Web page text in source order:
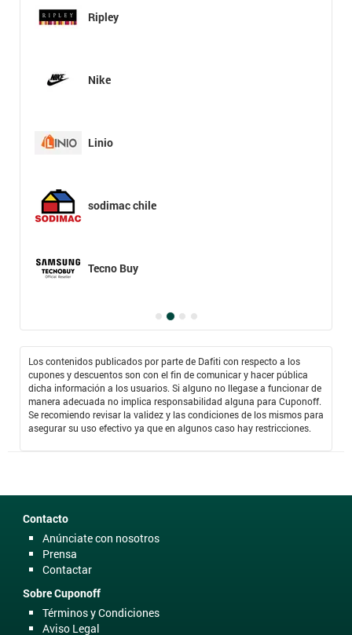
Ripley
Nike
Linio
sodimac chile
Tecno Buy
Los contenidos publicados por parte de Dafiti con respecto a los
cupones y descuentos son con el fin de comunicar y hacer pública
dicha información a los usuarios. Si alguno no llegase a funcionar de
manera adecuada no implica responsabilidad alguna para Cuponoff.
Se recomiendo revisar la validez y las condiciones de los mismos para
asegurar su uso efectivo ya que en algunos caso hay restricciones.
Contacto
Anúnciate con nosotros
Prensa
Contactar
Sobre Cuponoff
Términos y Condiciones
Aviso Legal